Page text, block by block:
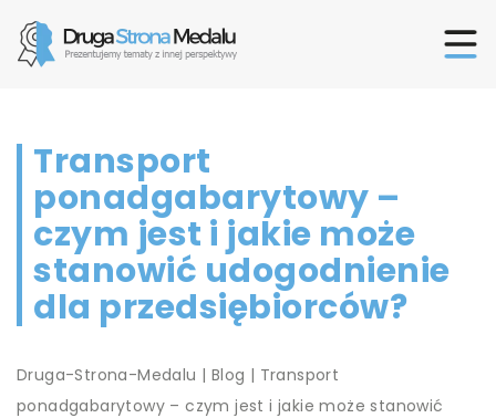
Transport
ponadgabarytowy –
czym jest i jakie może
stanowić udogodnienie
dla przedsiębiorców?
Druga-Strona-Medalu | Blog | Transport
ponadgabarytowy – czym jest i jakie może stanowić